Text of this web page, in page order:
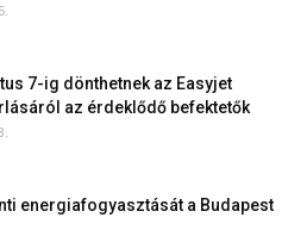
7-ig dönthetnek az Easyjet
az érdeklődő befektetők
energiafogyasztását a Budapest